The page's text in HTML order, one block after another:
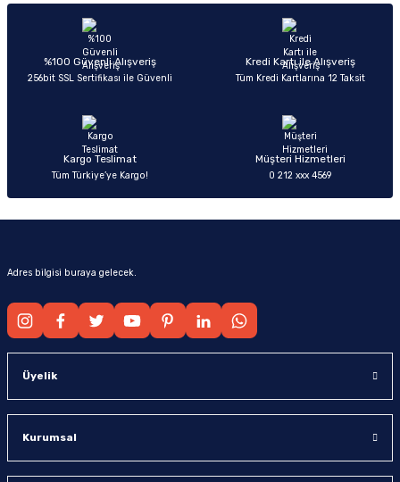
Ürün açıklamasında eksik bilgiler bulunuyor.
Ürün bilgilerinde hatalar bulunuyor.
Ürün fiyatı diğer sitelerden daha pahalı.
%100 Güvenli Alışveriş
256bit SSL Sertifikası ile Güvenli
Kredi Kartı ile Alışveriş
Tüm Kredi Kartlarına 12 Taksit
Kargo Teslimat
Tüm Türkiye’ye Kargo!
Müşteri Hizmetleri
0 212 xxx 4569
Adres bilgisi buraya gelecek.
Üyelik
Kurumsal